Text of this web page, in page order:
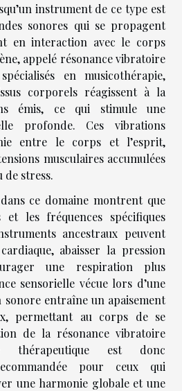
instrument de ce type est
sonores qui se propagent
en interaction avec le corps
appelé résonance vibratoire
en musicothérapie,
corporels réagissent à la
émis, ce qui stimule une
profonde. Ces vibrations
entre le corps et l’esprit,
musculaires accumulées
de stress.
ce domaine montrent que
les fréquences spécifiques
ancestraux peuvent
abaisser la pression
une respiration plus
sensorielle vécue lors d’une
sonore entraîne un apaisement
permettant au corps de se
de la résonance vibratoire
est donc
pour ceux qui
une harmonie globale et une